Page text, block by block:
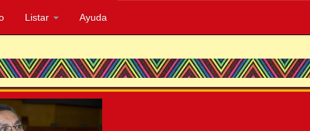
Listar Ayuda